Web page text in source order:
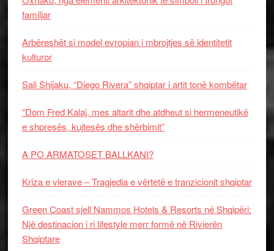
familjar
Arbëreshët si model evropian i mbrojtjes së identitetit
kulturor
Sali Shijaku, “Diego Rivera” shqiptar i artit tonë kombëtar
“Dom Fred Kalaj, mes altarit dhe atdheut si hermeneutikë
e shpresës, kujtesës dhe shërbimit”
A PO ARMATOSET BALLKANI?
Kriza e vlerave – Tragjedia e vërtetë e tranzicionit shqiptar
Green Coast sjell Nammos Hotels & Resorts në Shqipëri:
Një destinacion i ri lifestyle merr formë në Rivierën
Shqiptare